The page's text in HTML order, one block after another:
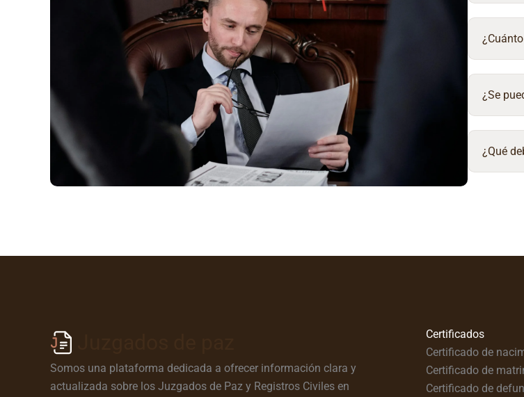
¿Se
¿Qué
Somos una plataforma dedicada a ofrecer información clara y
actualizada sobre los Juzgados de Paz y Registros Civiles en
Certificados
Certificado de
Certificado de
Certificado de